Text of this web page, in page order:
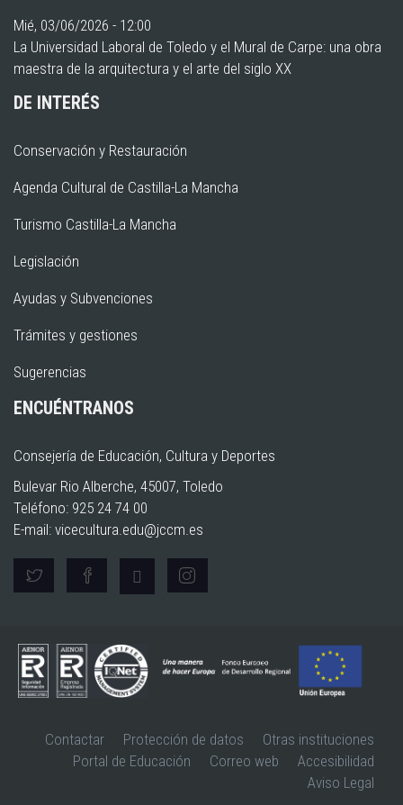
Mié, 03/06/2026 - 12:00
La Universidad Laboral de Toledo y el Mural de Carpe: una obra
maestra de la arquitectura y el arte del siglo XX
DE INTERÉS
Conservación y Restauración
Agenda Cultural de Castilla-La Mancha
Turismo Castilla-La Mancha
Legislación
Ayudas y Subvenciones
Trámites y gestiones
Sugerencias
ENCUÉNTRANOS
Consejería de Educación, Cultura y Deportes
Bulevar Rio Alberche, 45007, Toledo
Teléfono: 925 24 74 00
E-mail: vicecultura.edu@jccm.es
Contactar Protección de datos
Otras instituciones
Portal de Educación
Correo web
Accesibilidad
Aviso Legal